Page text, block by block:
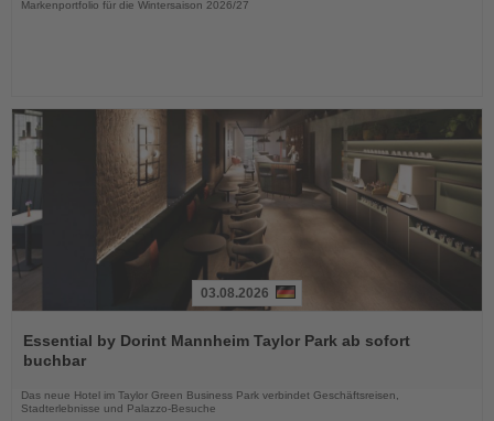
Markenportfolio für die Wintersaison 2026/27
Sie
die
03.08.2026
Essential by Dorint Mannheim Taylor Park ab sofort
buchbar
Das neue Hotel im Taylor Green Business Park verbindet Geschäftsreisen,
Stadterlebnisse und Palazzo-Besuche